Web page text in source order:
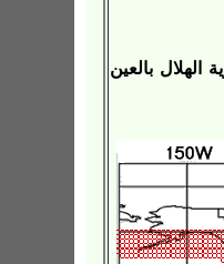
بالعين